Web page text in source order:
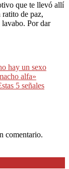
que te llevó allí
ratito de paz,
lavabo. Por dar
hay un sexo
alfa»
5 señales
comentario.